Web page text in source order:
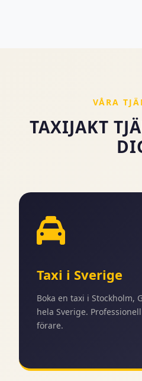
VÅRA
TAXIJAKT
Taxi i Sverige
Boka en taxi i Stockholm,
hela Sverige.
förare.